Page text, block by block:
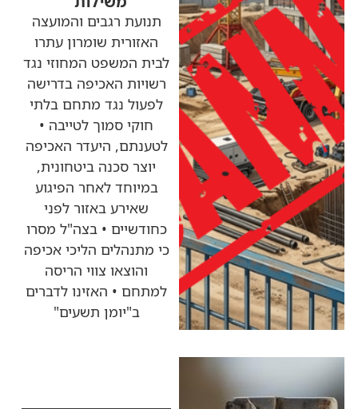
תנועת רגבים והמועצה
האזורית שומרון עתרו
לבית המשפט המחוזי נגד
רשויות האכיפה בדרישה
לפעול נגד מתחם בלתי
חוקי סמוך לטייבה •
לטענתם, היעדר האכיפה
יוצר סכנה ביטחונית,
במיוחד לאחר הפיגוע
שאירע באזור לפני
כחודשיים • בצה"ל מסרו
כי מתנהלים הליכי אכיפה
והוצאו צווי הריסה
למתחם • האזינו לדברים
ב"יומן תשעים"